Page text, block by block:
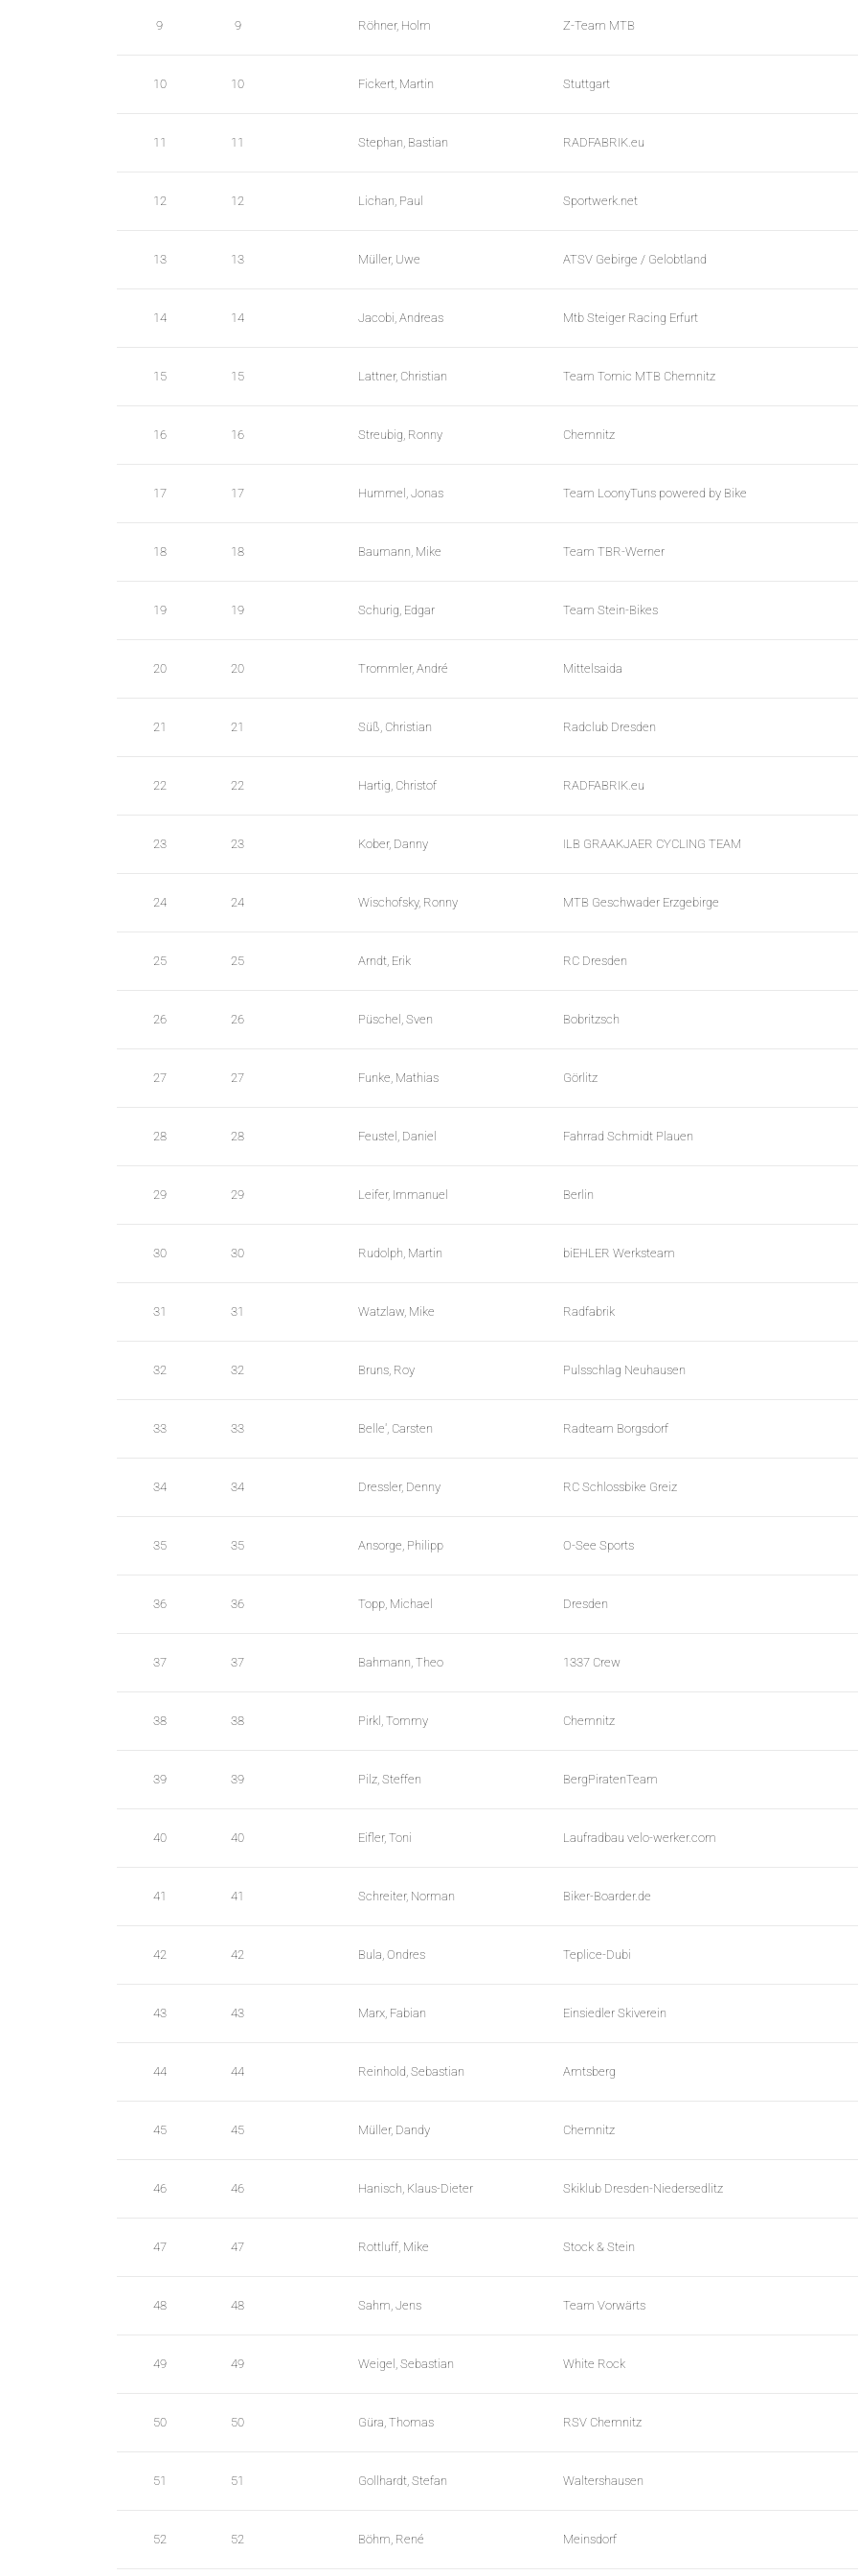
9 9 Röhner, Holm Z-Team MTB
10 10 Fickert, Martin Stuttgart
11 11 Stephan, Bastian RADFABRIK.eu
12 12 Lichan, Paul Sportwerk.net
13 13 Müller, Uwe ATSV Gebirge / Gelobtland
14 14 Jacobi, Andreas Mtb Steiger Racing Erfurt
15 15 Lattner, Christian Team Tomic MTB Chemnitz
16 16 Streubig, Ronny Chemnitz
17 17 Hummel, Jonas Team LoonyTuns powered by Bike
18 18 Baumann, Mike Team TBR-Werner
19 19 Schurig, Edgar Team Stein-Bikes
20 20 Trommler, André Mittelsaida
21 21 Süß, Christian Radclub Dresden
22 22 Hartig, Christof RADFABRIK.eu
23 23 Kober, Danny ILB GRAAKJAER CYCLING TEAM
24 24 Wischofsky, Ronny MTB Geschwader Erzgebirge
25 25 Arndt, Erik RC Dresden
26 26 Püschel, Sven Bobritzsch
27 27 Funke, Mathias Görlitz
28 28 Feustel, Daniel Fahrrad Schmidt Plauen
29 29 Leifer, Immanuel Berlin
30 30 Rudolph, Martin biEHLER Werksteam
31 31 Watzlaw, Mike Radfabrik
32 32 Bruns, Roy Pulsschlag Neuhausen
33 33 Belle', Carsten Radteam Borgsdorf
34 34 Dressler, Denny RC Schlossbike Greiz
35 35 Ansorge, Philipp O-See Sports
36 36 Topp, Michael Dresden
37 37 Bahmann, Theo 1337 Crew
38 38 Pirkl, Tommy Chemnitz
39 39 Pilz, Steffen BergPiratenTeam
40 40 Eifler, Toni Laufradbau velo-werker.com
41 41 Schreiter, Norman Biker-Boarder.de
42 42 Bula, Ondres Teplice-Dubi
43 43 Marx, Fabian Einsiedler Skiverein
44 44 Reinhold, Sebastian Amtsberg
45 45 Müller, Dandy Chemnitz
46 46 Hanisch, Klaus-Dieter Skiklub Dresden-Niedersedlitz
47 47 Rottluff, Mike Stock & Stein
48 48 Sahm, Jens Team Vorwärts
49 49 Weigel, Sebastian White Rock
50 50 Güra, Thomas RSV Chemnitz
51 51 Gollhardt, Stefan Waltershausen
52 52 Böhm, René Meinsdorf